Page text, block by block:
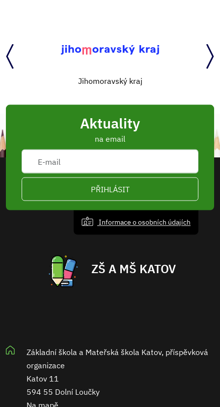
Jihomoravský kraj
Aktuality
na email
PŘIHLÁSIT
Informace o osobních údajích
ZŠ A MŠ KATOV
Základní škola a Mateřská škola Katov, příspěvková
organizace
Katov 11
594 55 Dolní Loučky